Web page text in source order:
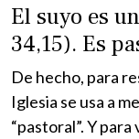
El suyo es
34,15). Es
De hecho, para
Iglesia se usa a
“pastoral”. Y